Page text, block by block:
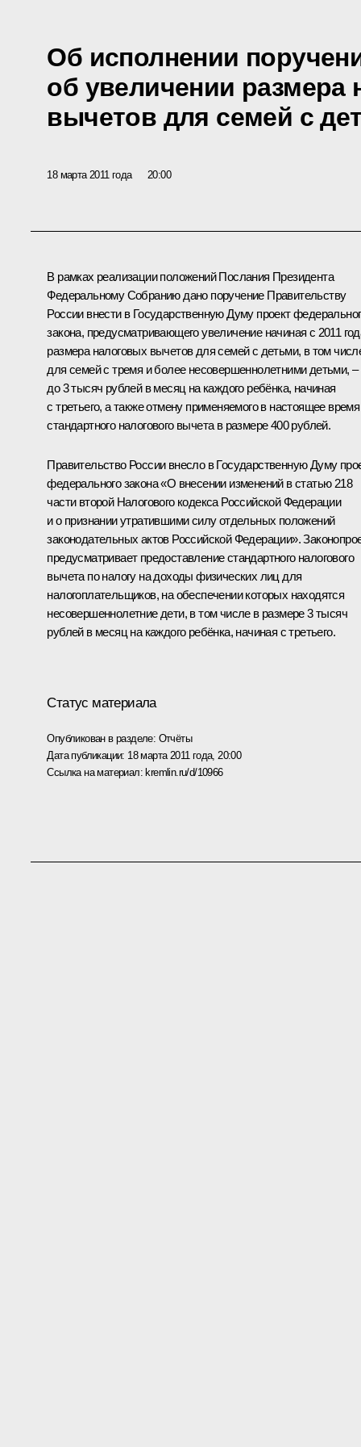
Об исполнении
об увеличении размера
вычетов для семей с
18 марта 2011 года 20:00
В рамках реализации положенийПослания Президента
Федеральному Собранию дано поручение Правительству
России внести в Государственную Думу проект
закона, предусматривающего увеличение начиная с 2011
размера налоговых вычетов для семей с детьми, в том
для семей с тремя и более несовершеннолетними детьми, –
до 3 тысяч рублей в месяц на каждого ребёнка, начиная
с третьего, а также отмену применяемого в настоящее время
стандартного налогового вычета в размере 400 рублей.
Правительство России внесло в Государственную Думу
федерального закона «О внесении изменений в статью 218
части второй Налогового кодекса Российской Федерации
и о признании утратившими силу отдельных положений
законодательных актов Российской Федерации».
предусматривает предоставление стандартного налогового
вычета по налогу на доходы физических лиц для
налогоплательщиков, на обеспечении которых находятся
несовершеннолетние дети, в том числе в размере 3 тысяч
рублей в месяц на каждого ребёнка, начиная с третьего.
Статус материала
Опубликован в разделе: Отчёты
Дата публикации: 18 марта 2011 года, 20:00
Ссылка на материал:kremlin.ru/d/10966